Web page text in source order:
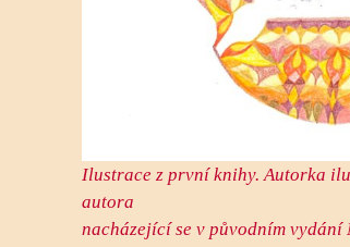
Ilustrace z první knihy. Autorka
autora
nacházející se v původním